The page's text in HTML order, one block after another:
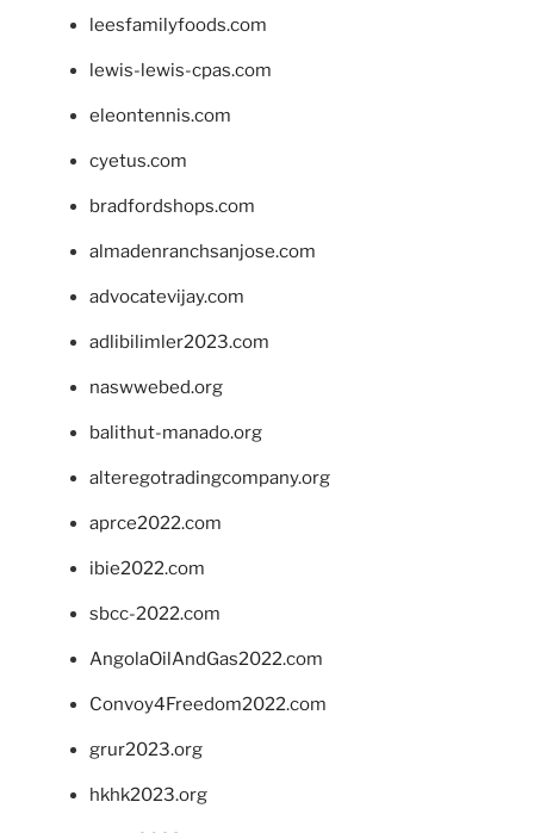
leesfamilyfoods.com
lewis-lewis-cpas.com
eleontennis.com
cyetus.com
bradfordshops.com
almadenranchsanjose.com
advocatevijay.com
adlibilimler2023.com
naswwebed.org
balithut-manado.org
alteregotradingcompany.org
aprce2022.com
ibie2022.com
sbcc-2022.com
AngolaOilAndGas2022.com
Convoy4Freedom2022.com
grur2023.org
hkhk2023.org